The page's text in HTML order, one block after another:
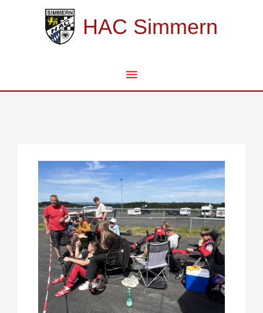
HAC Simmern